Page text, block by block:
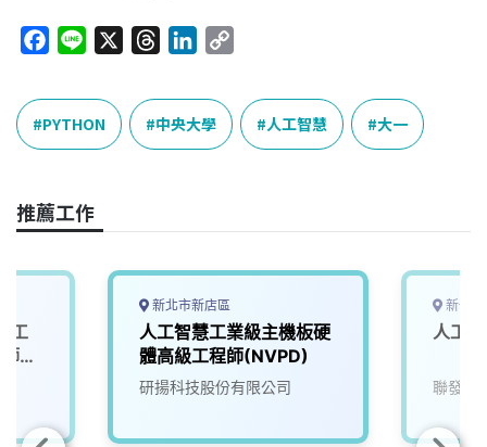
c
e
b
o
k
n
e
r
e
a
n
k
e
n
y
k
PYTHON 中央大學 人工智慧 大一
推薦工作
工
新北市新店區
人工智慧工業級主機板硬
體高級工程師(NVPD)
研揚科技股份有限公司
新竹
人工
聯發科